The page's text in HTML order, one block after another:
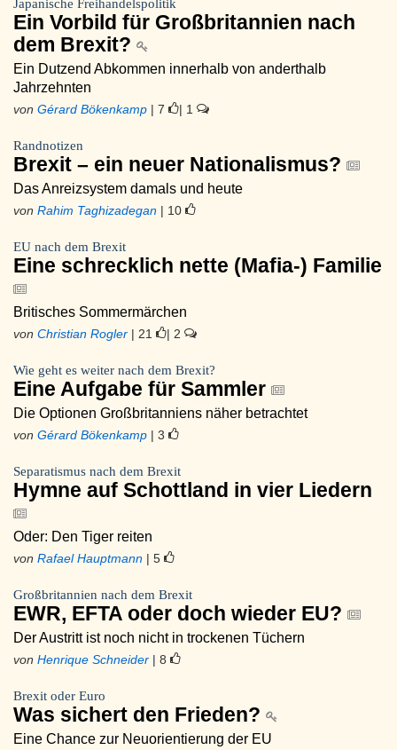
Japanische Freihandelspolitik
Ein Vorbild für Großbritannien nach
dem Brexit?
Ein Dutzend Abkommen innerhalb von anderthalb
Jahrzehnten
von Gérard Bökenkamp | 7 | 1
Randnotizen
Brexit – ein neuer Nationalismus?
Das Anreizsystem damals und heute
von Rahim Taghizadegan | 10
EU nach dem Brexit
Eine schrecklich nette (Mafia-) Familie
Britisches Sommermärchen
von Christian Rogler | 21 | 2
Wie geht es weiter nach dem Brexit?
Eine Aufgabe für Sammler
Die Optionen Großbritanniens näher betrachtet
von Gérard Bökenkamp | 3
Separatismus nach dem Brexit
Hymne auf Schottland in vier Liedern
Oder: Den Tiger reiten
von Rafael Hauptmann | 5
Großbritannien nach dem Brexit
EWR, EFTA oder doch wieder EU?
Der Austritt ist noch nicht in trockenen Tüchern
von Henrique Schneider | 8
Brexit oder Euro
Was sichert den Frieden?
Eine Chance zur Neuorientierung der EU